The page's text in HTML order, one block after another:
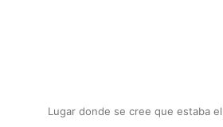
Lugar donde se cree que estaba